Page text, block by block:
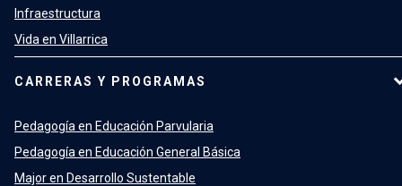
Infraestructura
Vida en Villarrica
CARRERAS Y PROGRAMAS
Pedagogía en Educación Parvularia
Pedagogía en Educación General Básica
Major en Desarrollo Sustentable